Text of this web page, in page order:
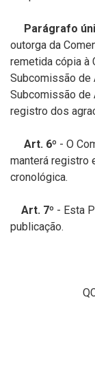
Parágrafo
outorga da
remetida cópia à
Subcomissão de
Subcomissão de
registro dos
Art. 6º - O
manterá registro
cronológica.
Art. 7º - Esta
publicação.
QCG em